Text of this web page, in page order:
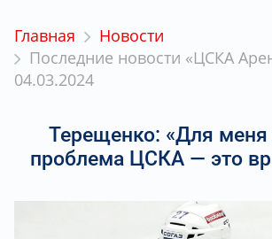
Главная
Новости
Последние новости «ЦСКА
04.03.2024
Терещенко: «Для меня
проблема ЦСКА — это